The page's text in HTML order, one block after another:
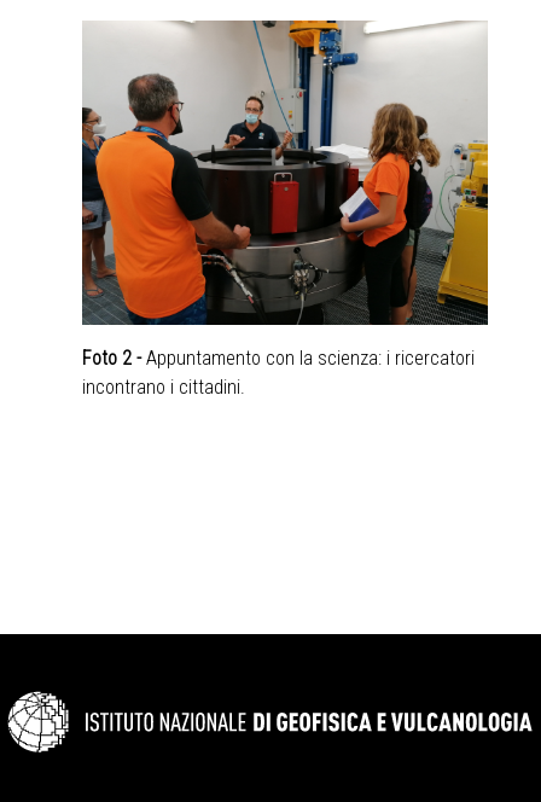
Foto 2 -Appuntamento con la scienza: i ricercatori
incontrano i cittadini.